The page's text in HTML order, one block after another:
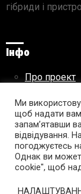
гібриди і
Інфо
Про проект
Правила
Підпишись на
facebooktwitter
Ми
щоб надати вам
запам’ятавши
відвідування.
погоджуєтесь
Однак ви
cookie", щоб